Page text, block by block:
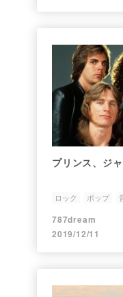
プリンス、ジ
ロック ポップ
787dream
2019/12/11